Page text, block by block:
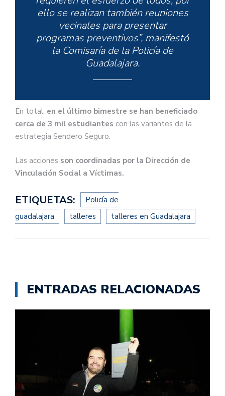
ello se realizan también reuniones
vecinales para presentar
programas preventivos”, manifestó
la Comisaría de la Policía de
Guadalajara.
En total, en el último bimestre se han beneficiado
cerca de 3 mil estudiantes con las variantes de la
estrategia Sendero Seguro.
Las acciones son coordinadas por la Dirección de
Vinculación Social a Víctimas.
ETIQUETAS:
Policía de
guadalajara
talleres talleres en Guadalajara
ENTRADAS RELACIONADAS